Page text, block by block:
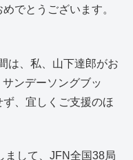
でとうございます。
は、私、山下達郎がお
ンデーソングブッ
、宜しくご支援のほ
まして、JFN全国38局